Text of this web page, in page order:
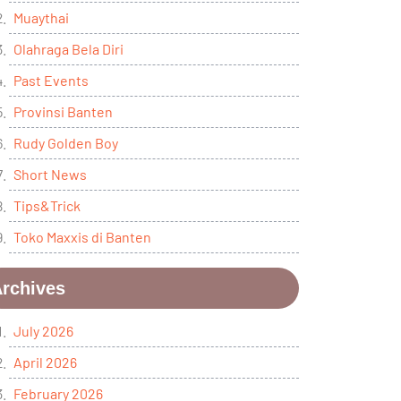
Muaythai
Olahraga Bela Diri
Past Events
Provinsi Banten
Rudy Golden Boy
Short News
Tips&Trick
Toko Maxxis di Banten
July 2026
April 2026
February 2026